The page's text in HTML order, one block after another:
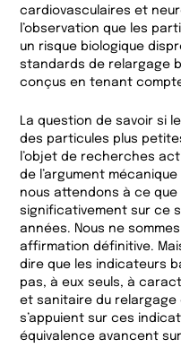
cardiovasculaires et
l’observation que les
un risque biologique
standards de relargage
conçus en tenant
La question de savoir si
des particules plus
l’objet de recherches
de l’argument
nous attendons à ce que
significativement sur ce
années. Nous ne
affirmation définitive.
dire que les indicateurs
pas, à eux seuls, à
et sanitaire du relargage
s’appuient sur ces
équivalence avancent